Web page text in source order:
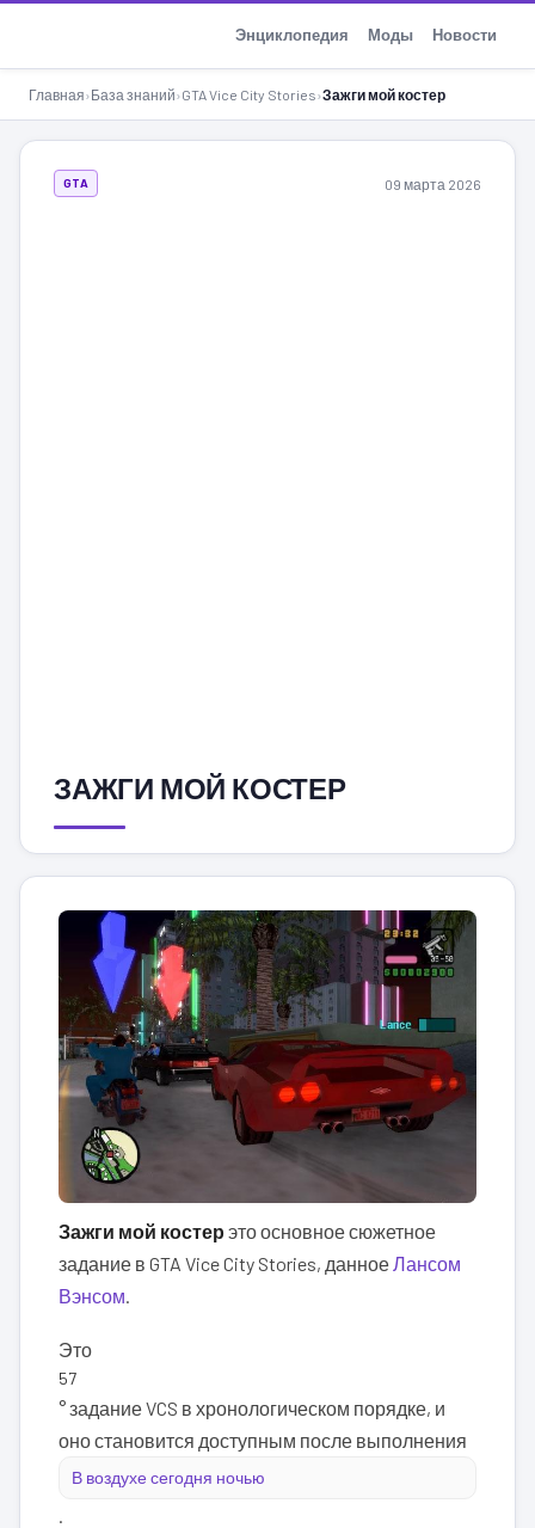
Энциклопедия Моды Новости
Главная›База знаний›GTA Vice City Stories›Зажги мой костер
GTA 09 марта 2026
ЗАЖГИ МОЙ КОСТЕР
Зажги мой костер это основное сюжетное
задание в GTA Vice City Stories, данноеЛансом
Вэнсом.
Это
57
° задание VCS в хронологическом порядке, и
оно становится доступным после выполнения
В воздухе сегодня ночью
.